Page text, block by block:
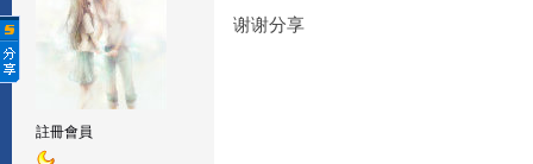
註冊會員
谢谢分享